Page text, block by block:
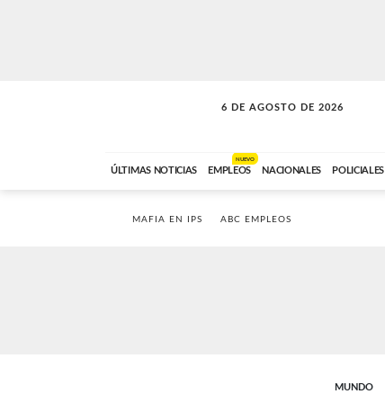
6 DE AGOSTO DE 2026
VITAMINAS
ÚLTIMAS NOTICIAS EMPLEOS
NUEVO
NACIONALES POLICIALES
MAFIA EN IPS ABC EMPLEOS
MUNDO